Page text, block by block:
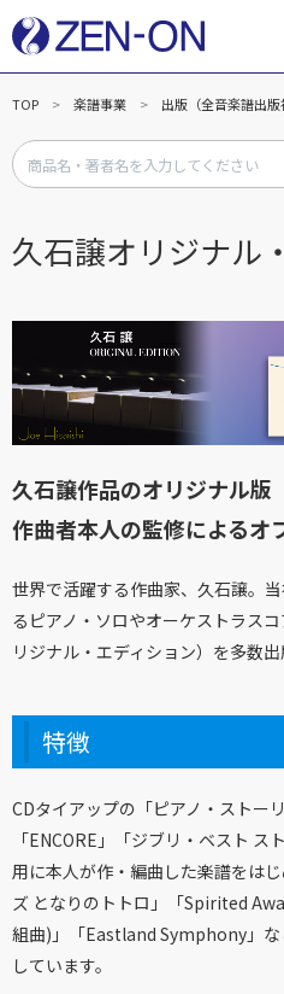
TOP 楽譜事業 出版（全音楽譜出版
久石譲オリジナル
久石譲作品のオリジナル版
作曲者本人の監修によるオ
世界で活躍する作曲家、久石譲。
るピアノ・ソロやオーケストラス
リジナル・エディション）を多数出
特徴
CDタイアップの「ピアノ・ストー
「ENCORE」「ジブリ・ベスト ス
用に本人が作・編曲した楽譜をは
ズ となりのトトロ」「Spirited
組曲)」「Eastland Symphony」
しています。